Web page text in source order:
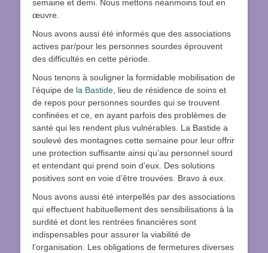
semaine et demi. Nous mettons néanmoins tout en
œuvre.
Nous avons aussi été informés que des associations
actives par/pour les personnes sourdes éprouvent
des difficultés en cette période.
Nous tenons à souligner la formidable mobilisation de
l’équipe de la Bastide, lieu de résidence de soins et
de repos pour personnes sourdes qui se trouvent
confinées et ce, en ayant parfois des problèmes de
santé qui les rendent plus vulnérables. La Bastide a
soulevé des montagnes cette semaine pour leur offrir
une protection suffisante ainsi qu’au personnel sourd
et entendant qui prend soin d’eux. Des solutions
positives sont en voie d’être trouvées. Bravo à eux.
Nous avons aussi été interpellés par des associations
qui effectuent habituellement des sensibilisations à la
surdité et dont les rentrées financières sont
indispensables pour assurer la viabilité de
l’organisation. Les obligations de fermetures diverses